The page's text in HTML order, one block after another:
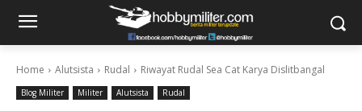
Home Alutsista Rudal Riwayat Rudal Sea Cat Karya Dislitbangal
Blog Militer Militer Alutsista Rudal